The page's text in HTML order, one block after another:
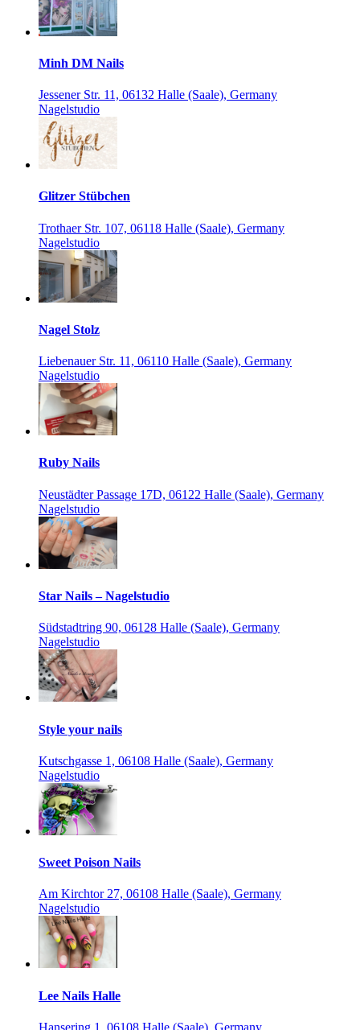
Minh DM Nails
Jessener Str. 11, 06132 Halle (Saale), Germany
Nagelstudio
Glitzer Stübchen
Trothaer Str. 107, 06118 Halle (Saale), Germany
Nagelstudio
Nagel Stolz
Liebenauer Str. 11, 06110 Halle (Saale), Germany
Nagelstudio
Ruby Nails
Neustädter Passage 17D, 06122 Halle (Saale), Germany
Nagelstudio
Star Nails – Nagelstudio
Südstadtring 90, 06128 Halle (Saale), Germany
Nagelstudio
Style your nails
Kutschgasse 1, 06108 Halle (Saale), Germany
Nagelstudio
Sweet Poison Nails
Am Kirchtor 27, 06108 Halle (Saale), Germany
Nagelstudio
Lee Nails Halle
Hansering 1, 06108 Halle (Saale), Germany